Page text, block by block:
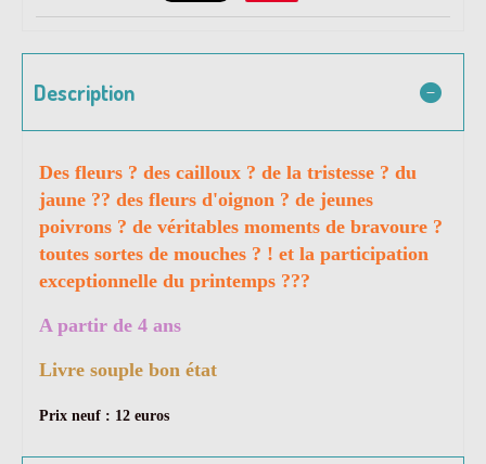
Description
Des fleurs ? des cailloux ? de la tristesse ? du
jaune ?? des fleurs d'oignon ? de jeunes
poivrons ? de véritables moments de bravoure ?
toutes sortes de mouches ? ! et la participation
exceptionnelle du printemps ???
A partir de 4 ans
Livre souple bon état
Prix neuf : 12 euros